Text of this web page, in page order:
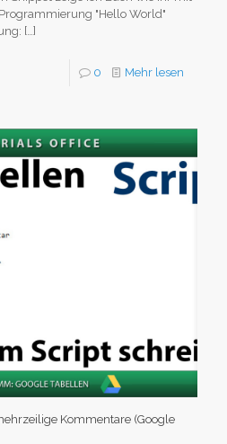
"Hello World"
[…]
0 Mehr lesen
Kommentare (Google